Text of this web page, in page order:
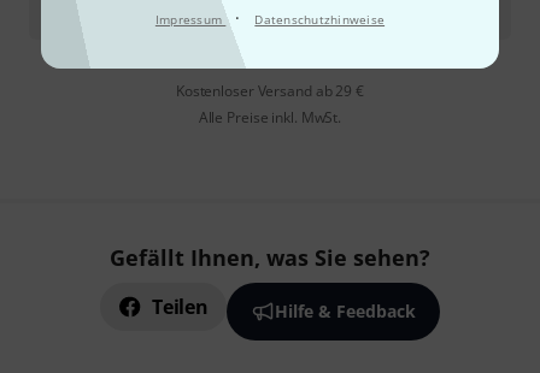
Impressum · Datenschutzhinweise
4.698 €
Kostenloser Versand ab 29 €
Alle Preise inkl. MwSt.
Gefällt Ihnen, was Sie sehen?
Teilen Hilfe & Feedback